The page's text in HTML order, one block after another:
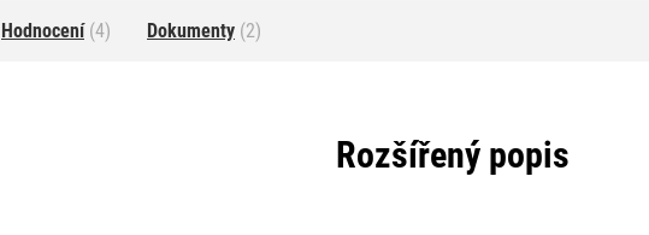
Hodnocení(4) Dokumenty (2)
Rozšířený popis